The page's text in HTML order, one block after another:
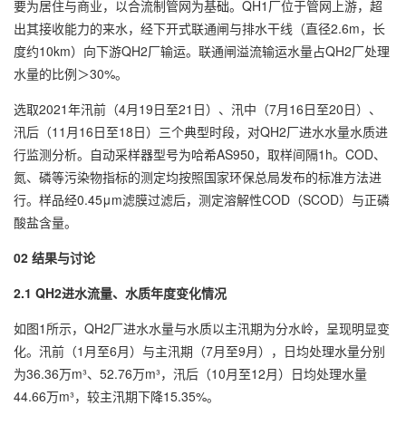
要为居住与商业，以合流制管网为基础。QH1厂位于管网上游，超
出其接收能力的来水，经下开式联通闸与排水干线（直径2.6m，长
度约10km）向下游QH2厂输运。联通闸溢流输运水量占QH2厂处理
水量的比例＞30%。
选取2021年汛前（4月19日至21日）、汛中（7月16日至20日）、
汛后（11月16日至18日）三个典型时段，对QH2厂进水水量水质进
行监测分析。自动采样器型号为哈希AS950，取样间隔1h。COD、
氮、磷等污染物指标的测定均按照国家环保总局发布的标准方法进
行。样品经0.45μm滤膜过滤后，测定溶解性COD（SCOD）与正磷
酸盐含量。
02 结果与讨论
2.1 QH2进水流量、水质年度变化情况
如图1所示，QH2厂进水水量与水质以主汛期为分水岭，呈现明显变
化。汛前（1月至6月）与主汛期（7月至9月），日均处理水量分别
为36.36万m³、52.76万m³，汛后（10月至12月）日均处理水量
44.66万m³，较主汛期下降15.35%。